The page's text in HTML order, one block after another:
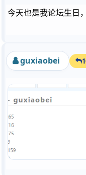
今天也是我论坛生日
guxiaobei